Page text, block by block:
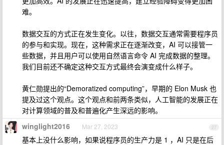
难。
数据交互的方式正在发生变化。以往，数据交互通常需要程序员
的参与和实现。现在，这种需求正在逐渐改变，AI 可以接管一
些数据，并且用户可以使用自然语言命令 AI 完成数据的整理。
我们目前还不确定这种交互方式最终会演变成什么样子。
黄仁勋提出的“Demoratized computing”，早期的 Elon Musk 也
提及过这个观点。这个观点和前两条类似，人工智能的发展正在
对计算领域的普及和普遍化产生深远的影响。
27
winglight2016 Mar 27, 2023
基本上没什么影响，如果说程序员的生产力是 1 ，AI 只是在后